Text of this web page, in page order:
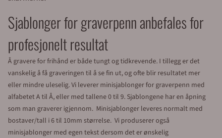
Sjablonger for graverpenn anbefales for
profesjonelt resultat
Å gravere for frihånd er både tungt og tidkrevende. I tillegg er det
vanskelig å få graveringen til å se fin ut, og ofte blir resultatet mer
eller mindre uleselig. Vi leverer minisjablonger for graverpenn med
alfabetet A til Å, eller med tallene 0 til 9. Sjablongene har en åpning
som man graverer igjennom. Minisjablonger leveres normalt med
bostaver/tall i 6 til 10mm størrelse. Vi produserer også
minisjablonger med egen tekst dersom det er ønskelig